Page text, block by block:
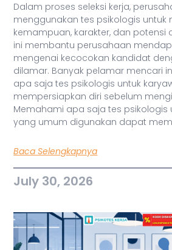
Dalam proses seleksi kerja,
menggunakan tes psikologis untuk
kemampuan, karakter, dan potensi
ini membantu perusahaan
mengenai kecocokan kandidat
dilamar. Banyak pelamar mencari
apa saja tes psikologis untuk
mempersiapkan diri sebelum
Memahami apa saja tes psikologis
yang umum digunakan dapat
Baca Selengkapnya
July 30, 2026